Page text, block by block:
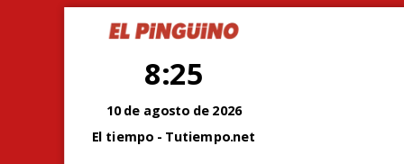
8:25
10 de agosto de 2026
El tiempo - Tutiempo.net